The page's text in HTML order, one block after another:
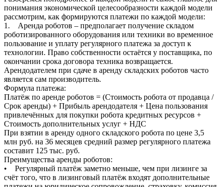
понимания экономической целесообразности каждой модели
рассмотрим, как формируются платежи по каждой модели:
1. Аренда роботов – предполагает получение складом
роботизированного оборудования или техники во временное
пользование и уплату регулярного платежа за доступ к
технологии. Право собственности остаётся у поставщика, по
окончании срока договора техника возвращается.
Арендодателем при сдаче в аренду складских роботов часто
является сам производитель.
Формула платежа:
Платёж по аренде роботов = (Стоимость робота от продавца /
Срок аренды) + Прибыль арендодателя + Цена пользования
привлечённых для покупки робота кредитных ресурсов +
Стоимость дополнительных услуг + НДС
При взятии в аренду одного складского робота по цене 3,5
млн руб. на 36 месяцев средний размер регулярного платежа
составит 125 тыс. руб.
Преимущества аренды роботов:
• Регулярный платёж заметно меньше, чем при лизинге за
счёт того, что в лизинговый платёж входят дополнительные